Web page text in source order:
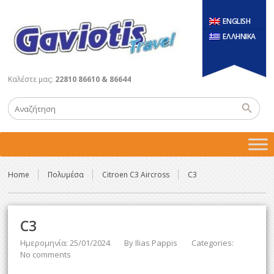
ENGLISH
ΕΛΛΗΝΙΚΑ
Καλέστε μας: 22810 86610 & 86644
Home Πολυμέσα Citroen C3 Aircross C3
C3
Ημερομηνία: 25/01/2024 By Ilias Pappis
Categories:
No comments